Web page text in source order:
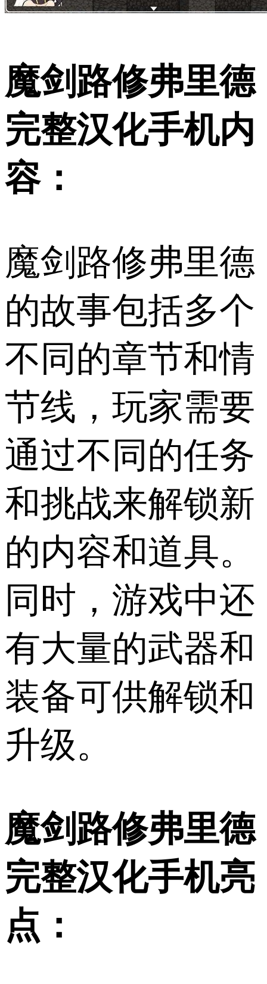
魔剑路修弗里德
完整汉化手机内
容：
魔剑路修弗里德
的故事包括多个
不同的章节和情
节线，玩家需要
通过不同的任务
和挑战来解锁新
的内容和道具。
同时，游戏中还
有大量的武器和
装备可供解锁和
升级。
魔剑路修弗里德
完整汉化手机亮
点：